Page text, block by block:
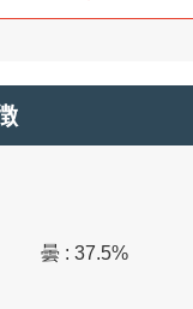
曇 : 37.5%